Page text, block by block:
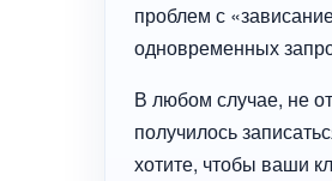
проблем с
одновременных
В любом случае, не
получилось
хотите, чтобы ваши